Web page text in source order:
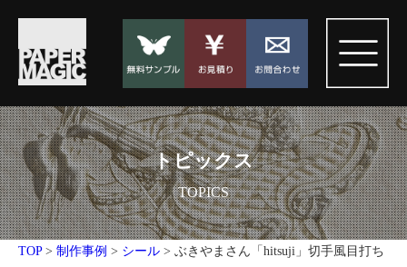
トピックス
TOPICS
TOP> 制作事例 > シール > ぶきやまさん「hitsuji」切手風目打ち